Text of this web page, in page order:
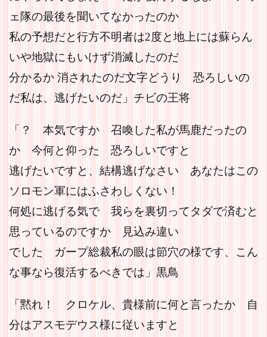
ェ隊の最後を聞いてなかったのか
私の予想だと行方不明者は2度と地上には蘇らん
いや地獄にもいけず消滅したのだ
分かるか 消されたのだ文字どうり 恐ろしいの
だ私は、逃げたいのだ」チビの王将
「？ 本気ですか 召喚した私が馬鹿だったの
か 今何と仰った 恐ろしいですと
逃げたいですと、結構逃げなさい あなたはこの
ソロモン軍にはふさわしくない！
何処に逃げる気で 我らを裏切ってタダで済むと
思っているのですか 見込み違い
でした ガープ総裁私の眼は節穴の様です、こん
な事なら復活するべきでは」黒鳥
「黙れ！ クロケル、貴様前に何と言ったか 自
分はアスモデウス様に従いますと